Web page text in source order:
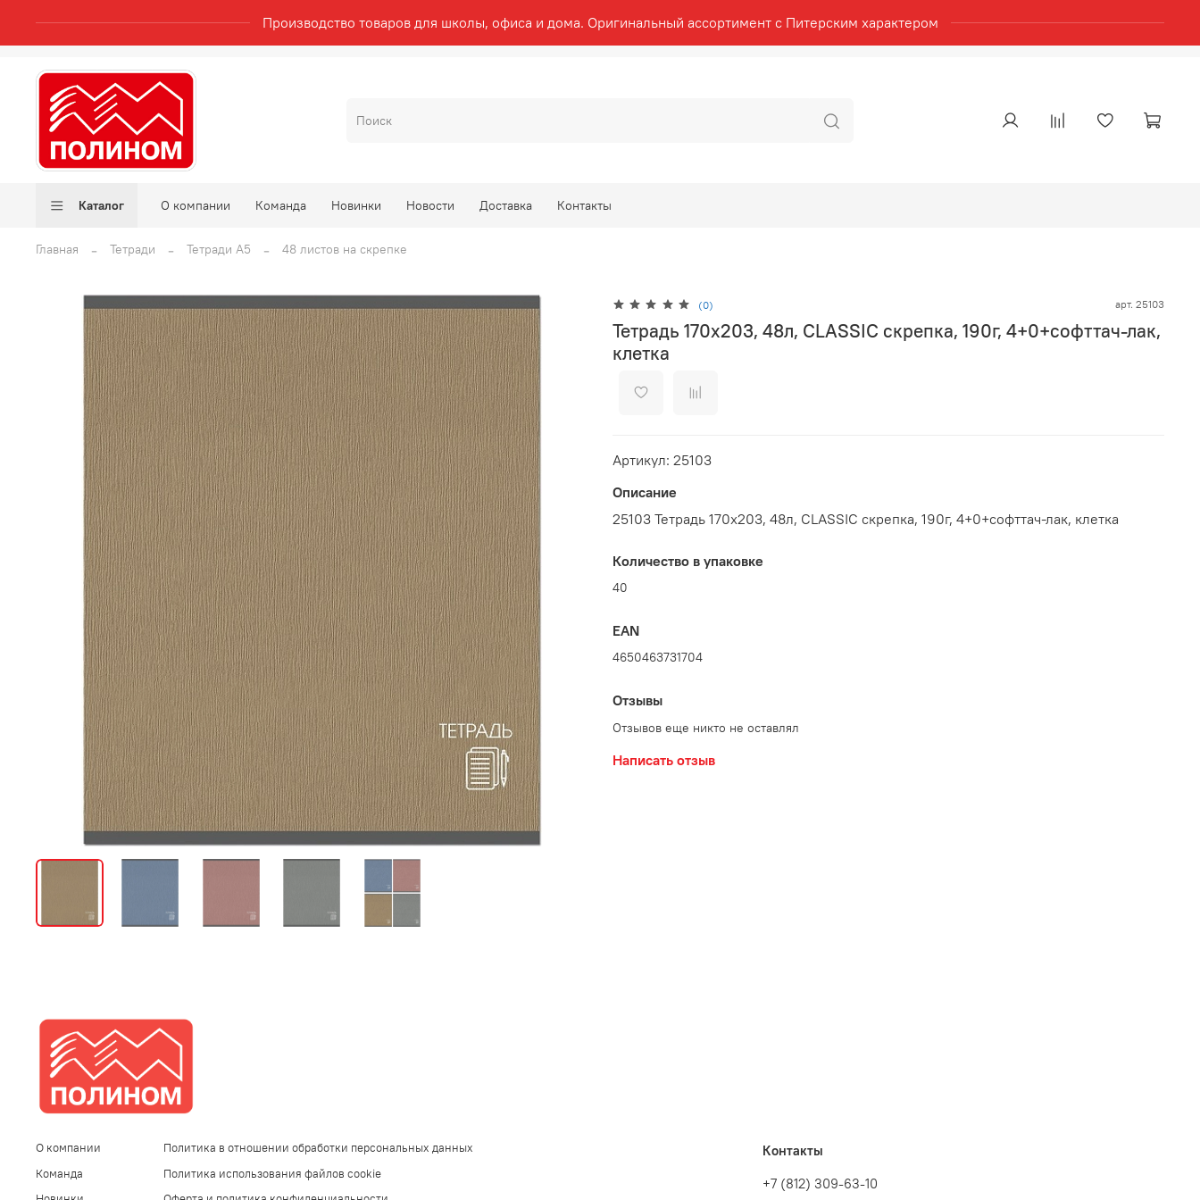
Производство товаров для школы, офиса и дома. Оригинальный ассортимент с Питерским характером
Каталог О компании Команда Новинки Новости Доставка Контакты
Главная Тетради Тетради А5 48 листов на скрепке
(0) арт. 25103
Тетрадь 170х203, 48л, CLASSIC скрепка, 190г, 4+0+софттач-лак,
клетка
Артикул: 25103
Описание
25103 Тетрадь 170х203, 48л, CLASSIC скрепка, 190г, 4+0+софттач-лак, клетка
Количество в упаковке
40
EAN
4650463731704
Отзывы
Отзывов еще никто не оставлял
Написать отзыв
О компании
Команда
Политика в отношении обработки персональных данных
Политика использования файлов cookie
Контакты
+7 (812) 309-63-10